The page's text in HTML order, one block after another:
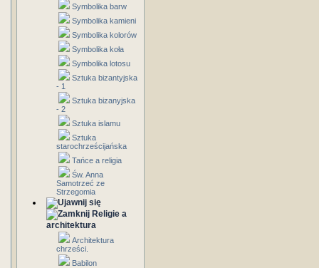
Symbolika barw
Symbolika kamieni
Symbolika kolorów
Symbolika koła
Symbolika lotosu
Sztuka bizantyjska
- 1
Sztuka bizanyjska
- 2
Sztuka islamu
Sztuka
starochrześcijańska
Tańce a religia
Św. Anna
Samotrzeć ze
Strzegomia
Religie a
architektura
Architektura
chrześci.
Babilon